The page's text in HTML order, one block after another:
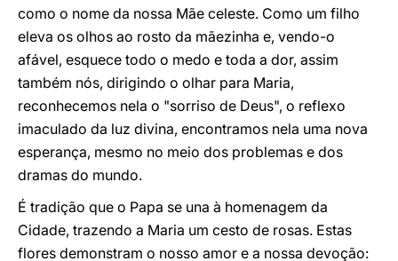
como o nome da nossa Mãe celeste. Como um filho
eleva os olhos ao rosto da mãezinha e, vendo-o
afável, esquece todo o medo e toda a dor, assim
também nós, dirigindo o olhar para Maria,
reconhecemos nela o "sorriso de Deus", o reflexo
imaculado da luz divina, encontramos nela uma nova
esperança, mesmo no meio dos problemas e dos
dramas do mundo.
É tradição que o Papa se una à homenagem da
Cidade, trazendo a Maria um cesto de rosas. Estas
flores demonstram o nosso amor e a nossa devoção: